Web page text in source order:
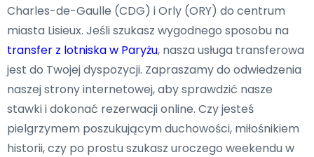
Charles-de-Gaulle (CDG) i Orly (ORY) do centrum
miasta Lisieux. Jeśli szukasz wygodnego sposobu na
transfer z lotniska w Paryżu, nasza usługa transferowa
jest do Twojej dyspozycji. Zapraszamy do odwiedzenia
naszej strony internetowej, aby sprawdzić nasze
stawki i dokonać rezerwacji online. Czy jesteś
pielgrzymem poszukującym duchowości, miłośnikiem
historii, czy po prostu szukasz uroczego weekendu w